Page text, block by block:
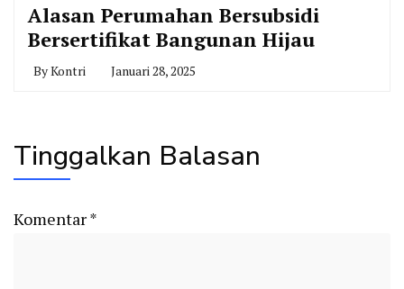
Alasan Perumahan Bersubsidi
Bersertifikat Bangunan Hijau
ByKontri Januari 28, 2025
Tinggalkan Balasan
Komentar*